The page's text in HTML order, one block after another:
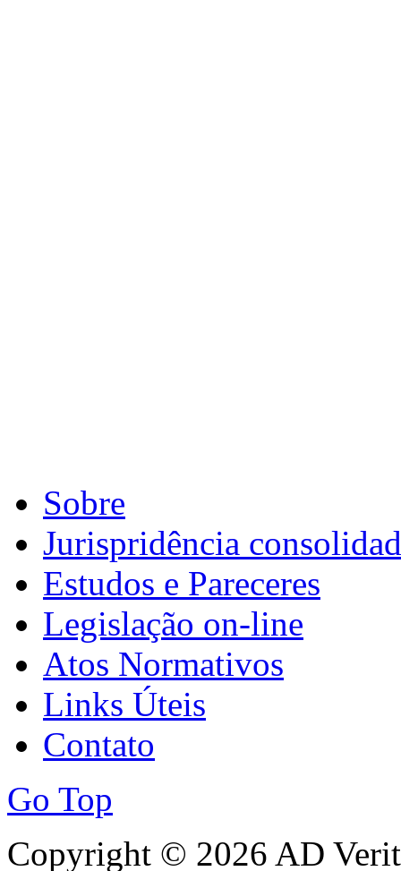
Sobre
Jurispridência
Estudos e Pareceres
Legislação on-line
Atos Normativos
Links Úteis
Contato
Go Top
Copyright © 2026 AD